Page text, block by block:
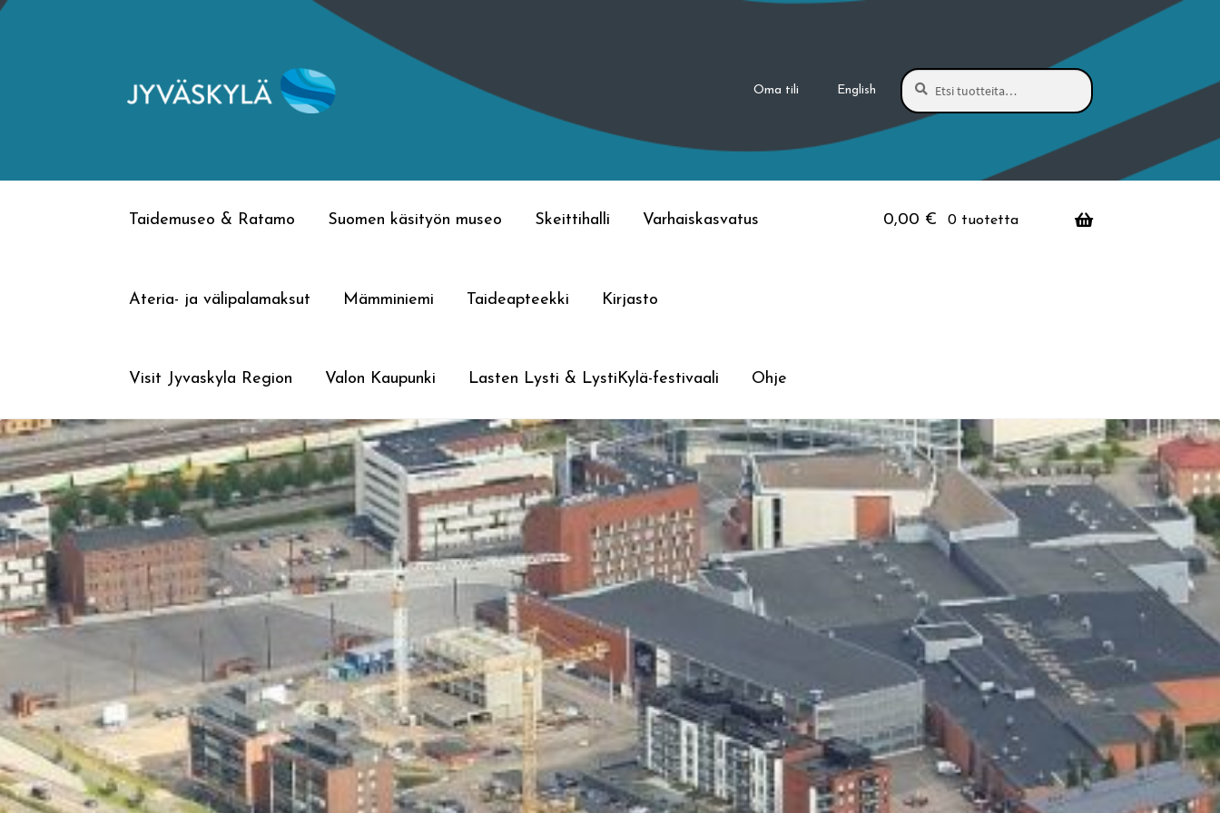
Siirry
Siirry
Oma tili English
Etsi:
Haku
Taidemuseo & Ratamo Suomen käsityön museo Skeittihalli Varhaiskasvatus
Ateria- ja välipalamaksut Mämminiemi Taideapteekki Kirjasto
Visit Jyvaskyla Region Valon Kaupunki Lasten Lysti & LystiKylä-festivaali Ohje
0,00 € 0 tuotetta